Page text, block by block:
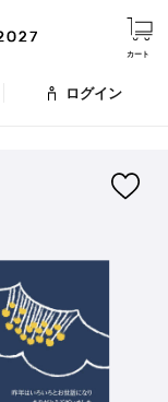
カート
ログイン